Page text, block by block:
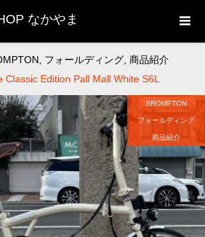
なかやま
フォールディング 商品紹介
Classic Edition Pall Mall White S6L
BROMPTON
フォールディング
商品紹介